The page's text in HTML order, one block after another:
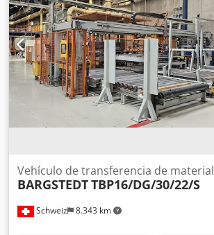
Schweiz 8.343 km
Vehículo de transferencia de material
BARGSTEDTTBP16/DG/30/22/S